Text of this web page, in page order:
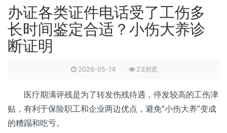
办证各类证件电话受了工伤多
长时间鉴定合适？小伤大养诊
断证明
2026-05-14 23浏览
医疗期满评残是为了转发伤残待遇，停发较高的工伤津
贴，有利于保险职工和企业两边优点，避免“小伤大养”变成
的糟蹋和吃亏。